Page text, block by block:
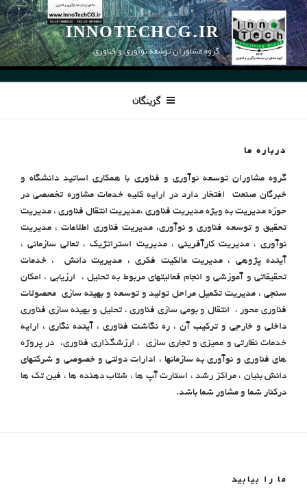
رفتن
به
محتوا
INNOTECHCG.IR
گروه مشاوران توسعه نوآوری و فناوری
گزینگان
درباره ما
گروه مشاوران توسعه نوآوری و فناوری با همکاری اساتید دانشگاه و
خبرگان صنعت افتخار دارد در ارایه کلیه خدمات مشاوره تخصصی در
حوزه مدیریت به ویژه مدیریت فناوری ،مدیریت انتقال فناوری ، مدیریت
تحقیق و توسعه فناوری و نوآوری، مدیریت فناوری اطلاعات ، مدیریت
نوآوری ، مدیریت کارآفرینی ، مدیریت استراتژیک ، تعالی سازمانی ،
آینده پژوهی ، مدیریت مالکیت فکری ، مدیریت دانش ، خدمات
تحقیقاتی و آموزشی و انجام فعالیتهای مربوط به تحلیل ، ارزیابی ، امکان
سنجی ، مدیریت تکمیل مراحل تولید و توسعه و بهینه سازی محصولات
فناوری محور ، انتقال و بومی سازی فناوری ، تحلیل و بهینه سازی فناوری
داخلی و خارجی و ترکیب آن ، ره نگاشت فناوری ، آینده نگاری ، ارایه
خدمات نظارتی و ممیزی و تجاری سازی ، ارزشگذاری فناوری، در پروژه
های فناوری و نوآوری به سازمانها ، ادارات دولتی و خصوصی و شرکتهای
دانش بنیان ، مراکز رشد ، استارت آپ ها ، شتاب دهنده ها ، فین تک ها
درکنار شما و مشاور شما باشد.
ما را بیابید